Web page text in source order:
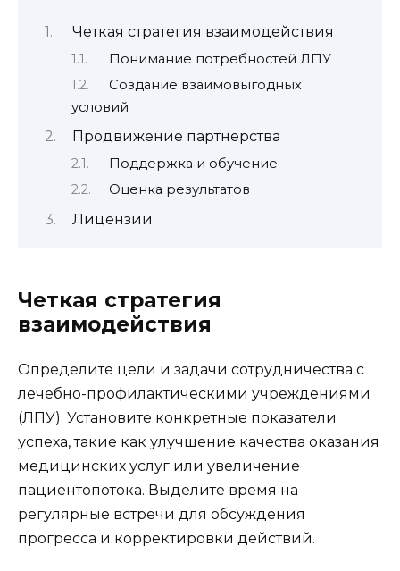
Четкая стратегия взаимодействия
Понимание потребностей ЛПУ
Создание взаимовыгодных
условий
Продвижение партнерства
Поддержка и обучение
Оценка результатов
Лицензии
Четкая стратегия
взаимодействия
Определите цели и задачи сотрудничества с
лечебно-профилактическими учреждениями
(ЛПУ). Установите конкретные показатели
успеха, такие как улучшение качества оказания
медицинских услуг или увеличение
пациентопотока. Выделите время на
регулярные встречи для обсуждения
прогресса и корректировки действий.